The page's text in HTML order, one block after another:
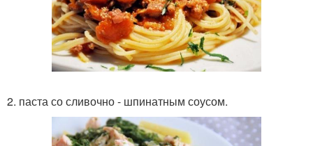
2. паста со сливочно - шпинатным соусом.